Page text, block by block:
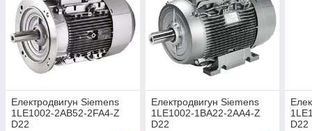
Електродвигун Siemens
1LE1002-2AB52-2FA4-Z
D22
Електродвигун Siemens
1LE1002-1BA22-2AA4-Z
D22
D22